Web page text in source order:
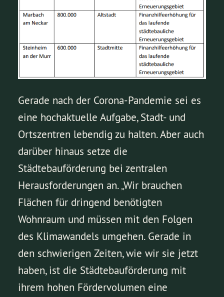
Gerade nach der Corona-Pandemie sei es
eine hochaktuelle Aufgabe, Stadt- und
Ortszentren lebendig zu halten. Aber auch
darüber hinaus setze die
Städtebauförderung bei zentralen
Herausforderungen an. „Wir brauchen
Flächen für dringend benötigten
Wohnraum und müssen mit den Folgen
des Klimawandels umgehen. Gerade in
den schwierigen Zeiten, wie wir sie jetzt
haben, ist die Städtebauförderung mit
ihrem hohen Fördervolumen eine